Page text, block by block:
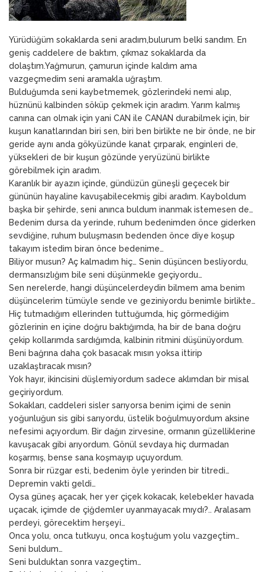
Yürüdüğüm sokaklarda seni aradım,bulurum belki sandım. En
geniş caddelere de baktım, çıkmaz sokaklarda da
dolaştım.Yağmurun, çamurun içinde kaldım ama
vazgeçmedim seni aramakla uğraştım.
Bulduğumda seni kaybetmemek, gözlerindeki nemi alıp,
hüznünü kalbinden söküp çekmek için aradım. Yarım kalmış
canına can olmak için yani CAN ile CANAN durabilmek için, bir
kuşun kanatlarından biri sen, biri ben birlikte ne bir önde, ne bir
geride aynı anda gökyüzünde kanat çırparak, enginleri de,
yüksekleri de bir kuşun gözünde yeryüzünü birlikte
görebilmek için aradım.
Karanlık bir ayazın içinde, gündüzün güneşli geçecek bir
gününün hayaline kavuşabilecekmiş gibi aradım. Kayboldum
başka bir şehirde, seni anınca buldum inanmak istemesen de…
Bedenim dursa da yerinde, ruhum bedenimden önce giderken
sevdiğine, ruhum buluşmasın bedenden önce diye koşup
takayım istedim biran önce bedenime…
Biliyor musun? Aç kalmadım hiç… Senin düşüncen besliyordu,
dermansızlığım bile seni düşünmekle geçiyordu…
Sen nerelerde, hangi düşüncelerdeydin bilmem ama benim
düşüncelerim tümüyle sende ve geziniyordu benimle birlikte…
Hiç tutmadığım ellerinden tuttuğumda, hiç görmediğim
gözlerinin en içine doğru baktığımda, ha bir de bana doğru
çekip kollarımda sardığımda, kalbinin ritmini düşünüyordum.
Beni bağrına daha çok basacak mısın yoksa ittirip
uzaklaştıracak mısın?
Yok hayır, ikincisini düşlemiyordum sadece aklımdan bir misal
geçiriyordum.
Sokakları, caddeleri sisler sarıyorsa benim içimi de senin
yoğunluğun sis gibi sarıyordu, üstelik boğulmuyordum aksine
nefesimi açıyordum. Bir dağın zirvesine, ormanın güzelliklerine
kavuşacak gibi arıyordum. Gönül sevdaya hiç durmadan
koşarmış, bense sana koşmayıp uçuyordum.
Sonra bir rüzgar esti, bedenim öyle yerinden bir titredi…
Depremin vakti geldi…
Oysa güneş açacak, her yer çiçek kokacak, kelebekler havada
uçacak, içimde de çiğdemler uyanmayacak mıydı?.. Aralasam
perdeyi, görecektim herşeyi…
Onca yolu, onca tutkuyu, onca koştuğum yolu vazgeçtim…
Seni buldum…
Seni bulduktan sonra vazgeçtim…